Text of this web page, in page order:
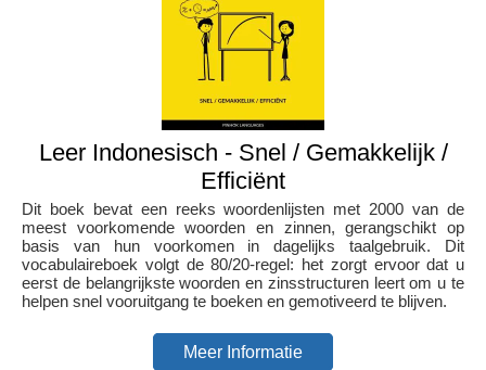
Leer Indonesisch - Snel / Gemakkelijk /
Efficiënt
Dit boek bevat een reeks woordenlijsten met 2000 van de
meest voorkomende woorden en zinnen, gerangschikt op
basis van hun voorkomen in dagelijks taalgebruik. Dit
vocabulaireboek volgt de 80/20-regel: het zorgt ervoor dat u
eerst de belangrijkste woorden en zinsstructuren leert om u te
helpen snel vooruitgang te boeken en gemotiveerd te blijven.
Meer Informatie